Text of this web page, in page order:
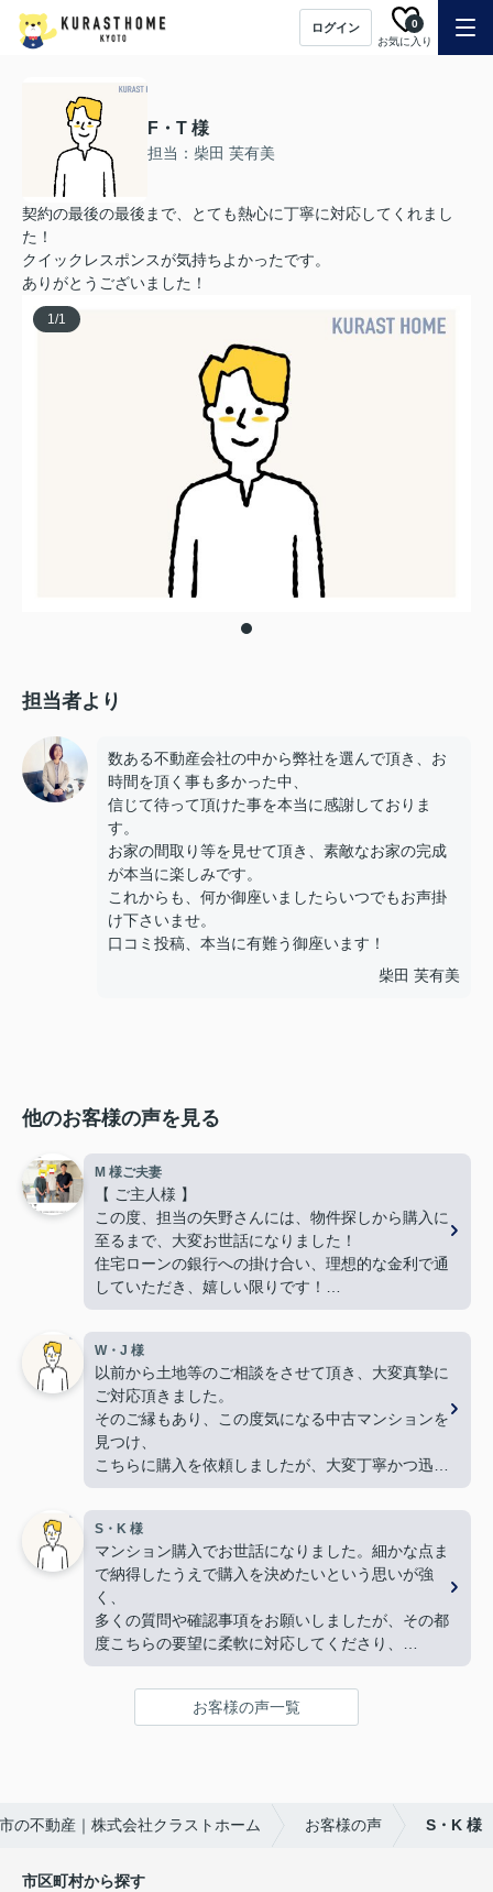
ログイン
お気に入り
0
F・T 様
担当：柴田 芙有美
契約の最後の最後まで、とても熱心に丁寧に対応してくれまし
た！
クイックレスポンスが気持ちよかったです。
ありがとうございました！
1/1
担当者より
数ある不動産会社の中から弊社を選んで頂き、お
時間を頂く事も多かった中、
信じて待って頂けた事を本当に感謝しておりま
す。
お家の間取り等を見せて頂き、素敵なお家の完成
が本当に楽しみです。
これからも、何か御座いましたらいつでもお声掛
け下さいませ。
口コミ投稿、本当に有難う御座います！
柴田 芙有美
他のお客様の声を見る
M 様ご夫妻
【 ご主人様 】
この度、担当の矢野さんには、物件探しから購入に
至るまで、大変お世話になりました！
住宅ローンの銀行への掛け合い、理想的な金利で通
していただき、嬉しい限りです！
難しい希望や条件にもかかわらず、何件も何件も、
内覧の段取りをしてくださり、当初から親身に動い
てくださって、本当に感謝しています。
良い御縁に出会えました事、嬉しく思います。本当
にありがとうございました！
【 奥様 】
この度、担当して下さった矢野さんには、たいへん
大変お世話になり、
暑い暑い最中、こちらの要望に沿った物件探しに尽
力して下さり、
家族皆んなが笑顔になれる、素敵な家に出会えるこ
とができました。
購入にあたって、疑問や質問にも丁寧に説明して下
さり、各所に度々足を運んで下さり、連絡や報告な
ど常に迅速に対応して下さいました。
さんのお人柄に、
心から信頼させていただいています。
いと思います。
矢野さんのこれからのご活躍とご健勝を心よりお祈
W・J 様
以前から土地等のご相談をさせて頂き、大変真摯に
ご対応頂きました。
そのご縁もあり、この度気になる中古マンションを
見つけ、
こちらに購入を依頼しましたが、大変丁寧かつ迅速
な対応をして頂き満足しております。
手続きを丁寧に進行して下さるのに加え、
物件購入後の生活風景を同じ目線で考えてくださ
り、
下心のない対応に感銘を受けました。ありがとうご
ざいました。
S・K 様
マンション購入でお世話になりました。細かな点ま
で納得したうえで購入を決めたいという思いが強
く、
多くの質問や確認事項をお願いしましたが、その都
度こちらの要望に柔軟に対応してくださり、
気になることは私たちが納得できるまで丁寧に調べ
てくださいました。商談の際は、妻の体調にも気を
配っていただくなど、
不安も多くありましたが、安心して相談できる会
社・担当者様でした。
特に担当してくださった中野様、柴田様には大変お
世話になりました。誠実にご対応いただき、本当に
お客様の声一覧
の不動産｜株式会社クラストホーム お客様の声 S・K 様
市区町村から探す